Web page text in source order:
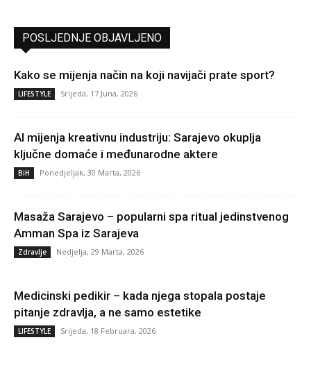
POSLJEDNJE OBJAVLJENO
Kako se mijenja način na koji navijači prate sport?
LIFESTYLE Srijeda, 17 Juna, 2026
AI mijenja kreativnu industriju: Sarajevo okuplja
ključne domaće i međunarodne aktere
BiH Ponedjeljak, 30 Marta, 2026
Masaža Sarajevo – popularni spa ritual jedinstvenog
Amman Spa iz Sarajeva
Zdravlje Nedjelja, 29 Marta, 2026
Medicinski pedikir – kada njega stopala postaje
pitanje zdravlja, a ne samo estetike
LIFESTYLE Srijeda, 18 Februara, 2026